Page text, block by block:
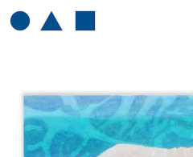
HENRI